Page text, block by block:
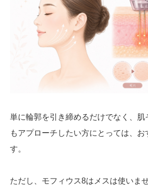
単に輪郭を引き締めるだけでなく、肌
もアプローチしたい方にとっては、
す。
ただし、モフィウス8はメスは使いま